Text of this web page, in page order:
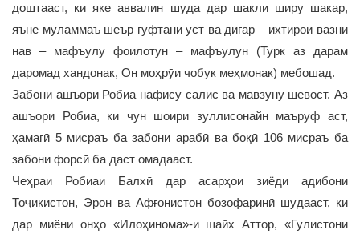
доштааст, ки яке аввалин шуда дар шакли ширу шакар,
яъне муламмаъ шеър гуфтани ӯст ва дигар – ихтирои вазни
нав – мафъулу фоилотун – мафъулун (Турк аз дарам
даромад хандонак, Он моҳрӯи чобук меҳмонак) мебошад.
Забони ашъори Робиа нафису салис ва мавзуну шевост. Аз
ашъори Робиа, ки чун шоири зуллисонайн маъруф аст,
ҳамагӣ 5 мисраъ ба забони арабӣ ва боқӣ 106 мисраъ ба
забони форсӣ ба даст омадааст.
Чеҳраи Робиаи Балхӣ дар асарҳои зиёди адибони
Тоҷикистон, Эрон ва Афғонистон бозофаринӣ шудааст, ки
дар миёни онҳо «Илоҳинома»-и шайх Аттор, «Гулистони